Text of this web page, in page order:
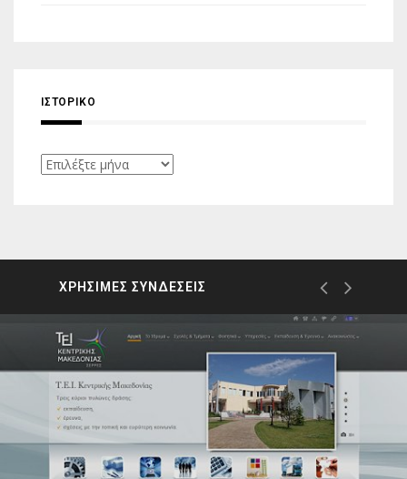
ΙΣΤΟΡΙΚΌ
Ιστορικό
ΧΡΗΣΙΜΕΣ ΣΥΝΔΕΣΕΙΣ